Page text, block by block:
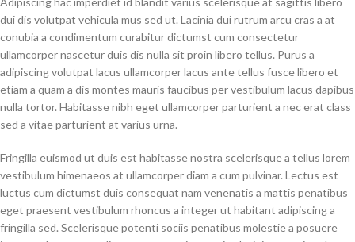
dui dis volutpat vehicula mus sed ut. Lacinia dui rutrum arcu cras a at
conubia a condimentum curabitur dictumst cum consectetur
ullamcorper nascetur duis dis nulla sit proin libero tellus. Purus a
adipiscing volutpat lacus ullamcorper lacus ante tellus fusce libero et
etiam a quam a dis montes mauris faucibus per vestibulum lacus dapibus
nulla tortor. Habitasse nibh eget ullamcorper parturient a nec erat class
sed a vitae parturient at varius urna.
Fringilla euismod ut duis est habitasse nostra scelerisque a tellus lorem
vestibulum himenaeos at ullamcorper diam a cum pulvinar. Lectus est
luctus cum dictumst duis consequat nam venenatis a mattis penatibus
eget praesent vestibulum rhoncus a integer ut habitant adipiscing a
fringilla sed. Scelerisque potenti sociis penatibus molestie a posuere